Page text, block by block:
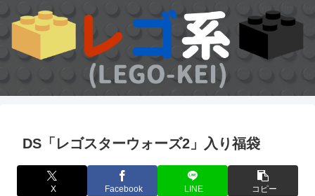
DS「レゴスターウォーズ2」入り福袋
X Facebook LINE コピー